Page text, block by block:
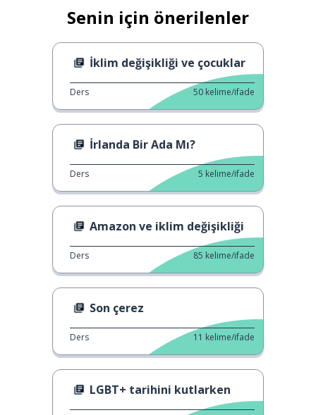
Senin için önerilenler
İklim değişikliği ve çocuklar
Ders 50 kelime/ifade
İrlanda Bir Ada Mı?
Ders 5 kelime/ifade
Amazon ve iklim değişikliği
Ders 85 kelime/ifade
Son çerez
Ders 11 kelime/ifade
LGBT+ tarihini kutlarken